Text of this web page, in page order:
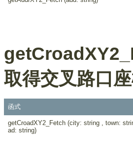
取得交叉路口
函式
getCroadXY2_Fetch (city: string , town:
ad: string)